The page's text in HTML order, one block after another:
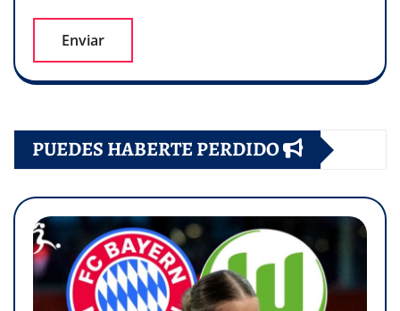
PUEDES HABERTE PERDIDO